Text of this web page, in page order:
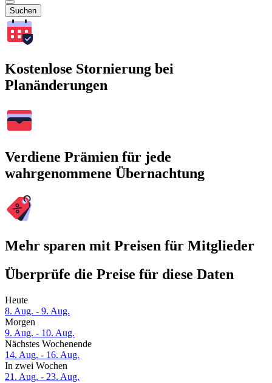
Suchen
Kostenlose Stornierung bei
Planänderungen
Verdiene Prämien für jede
wahrgenommene Übernachtung
Mehr sparen mit Preisen für Mitglieder
Überprüfe die Preise für diese Daten
Heute
8. Aug. - 9. Aug.
Morgen
9. Aug. - 10. Aug.
Nächstes Wochenende
14. Aug. - 16. Aug.
In zwei Wochen
21. Aug. - 23. Aug.